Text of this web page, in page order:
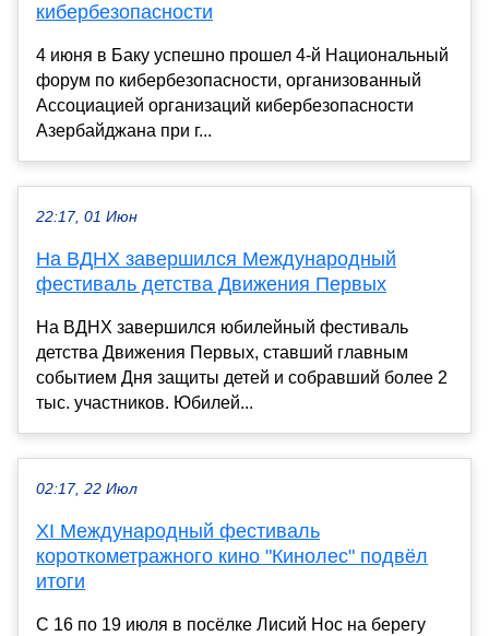
кибербезопасности
4 июня в Баку успешно прошел 4-й Национальный
форум по кибербезопасности, организованный
Ассоциацией организаций кибербезопасности
Азербайджана при г...
22:17, 01 Июн
На ВДНХ завершился Международный
фестиваль детства Движения Первых
На ВДНХ завершился юбилейный фестиваль
детства Движения Первых, ставший главным
событием Дня защиты детей и собравший более 2
тыс. участников. Юбилей...
02:17, 22 Июл
XI Международный фестиваль
короткометражного кино "Кинолес" подвёл
итоги
С 16 по 19 июля в посёлке Лисий Нос на берегу